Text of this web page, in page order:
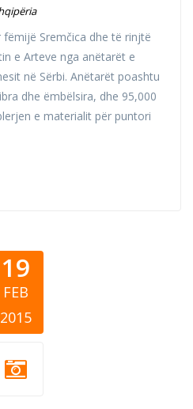
Sremčica dhe të rinjtë
e Arteve nga anëtarët e
në Sërbi. Anëtarët poashtu
dhe ëmbëlsira, dhe 95,000
e materialit për puntori
19
FEB
2015